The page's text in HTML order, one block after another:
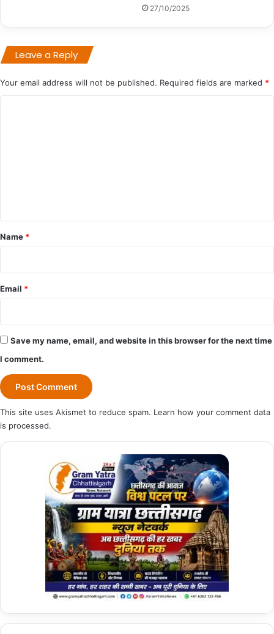
27/10/2025
Leave a Reply
Your email address will not be published. Required fields are marked *
*
Name *
Email *
Save my name, email, and website in this browser for the next time
I comment.
This site uses Akismet to reduce spam. Learn how your comment data
is processed.